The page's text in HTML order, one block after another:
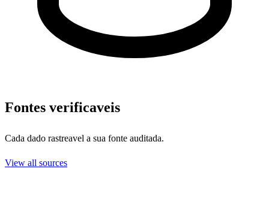
Fontes verificaveis
Cada dado rastreavel a sua fonte auditada.
View all sources